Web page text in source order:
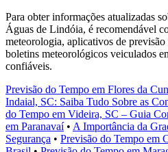
Para obter informações atualizadas
Águas de Lindóia, é recomendável
meteorologia, aplicativos de
boletins meteorológicos veiculados
confiáveis.
Previsão do Tempo em Flores da
Indaial, SC: Saiba Tudo Sobre as
do Tempo em Videira, SC – Guia
em Paranavaí• A Importância da
Segurança • Previsão do Tempo em